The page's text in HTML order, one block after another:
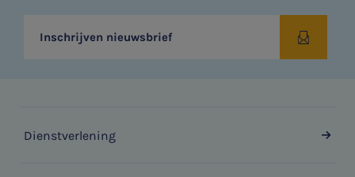
Inschrijven nieuwsbrief
Dienstverlening